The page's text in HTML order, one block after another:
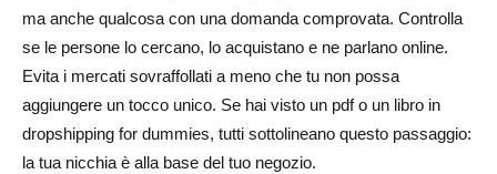
ma anche qualcosa con una domanda comprovata. Controlla
se le persone lo cercano, lo acquistano e ne parlano online.
Evita i mercati sovraffollati a meno che tu non possa
aggiungere un tocco unico. Se hai visto un pdf o un libro in
dropshipping for dummies, tutti sottolineano questo passaggio:
la tua nicchia è alla base del tuo negozio.